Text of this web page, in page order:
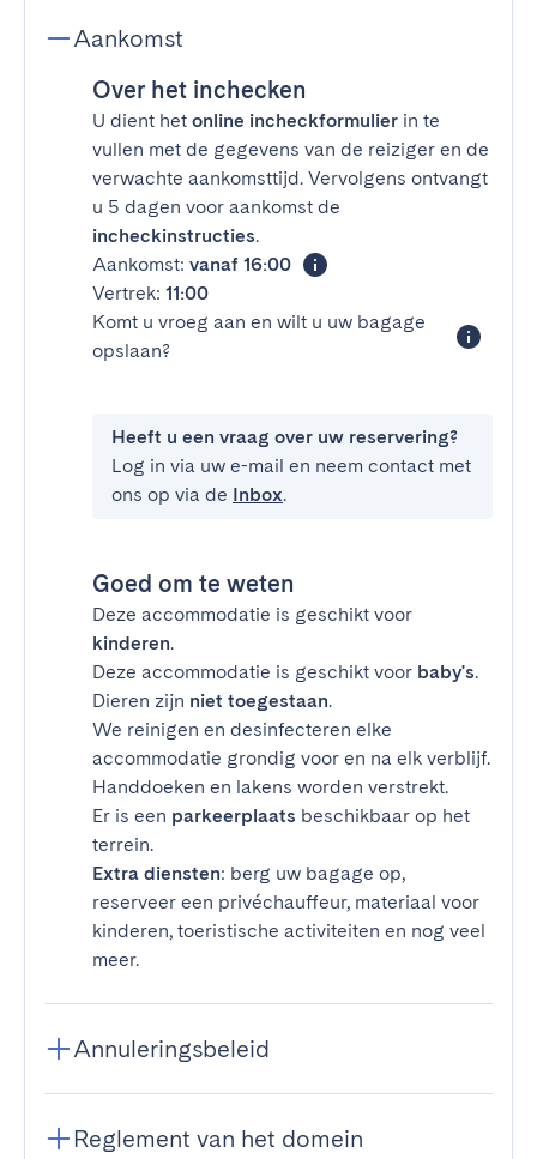
Aankomst
Over het inchecken
U dient het online incheckformulier in te
vullen met de gegevens van de reiziger en de
verwachte aankomsttijd. Vervolgens ontvangt
u 5 dagen voor aankomst de
incheckinstructies.
Aankomst: vanaf 16:00
Vertrek: 11:00
Komt u vroeg aan en wilt u uw bagage
opslaan?
Heeft u een vraag over uw reservering?
Log in via uw e-mail en neem contact met
ons op via de Inbox.
Goed om te weten
Deze accommodatie is geschikt voor
kinderen.
Deze accommodatie is geschikt voor baby's.
Dieren zijn niet toegestaan.
We reinigen en desinfecteren elke
accommodatie grondig voor en na elk verblijf.
Handdoeken en lakens worden verstrekt.
Er is een parkeerplaats beschikbaar op het
terrein.
Extra diensten: berg uw bagage op,
reserveer een privéchauffeur, materiaal voor
kinderen, toeristische activiteiten en nog veel
meer.
Annuleringsbeleid
Reglement van het domein